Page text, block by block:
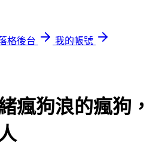
格後台
我的帳號
瘋狗浪的瘋狗，